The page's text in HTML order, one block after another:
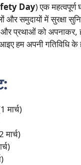
Day) एक महत्वपूर्ण
और समुदायों में सुरक्षा
और प्रथाओं को
हम अपनी गतिविधि के
मार्च)
मार्च)